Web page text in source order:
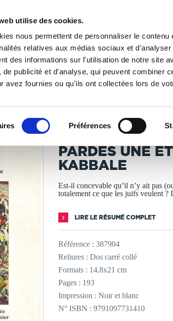
utilise des cookies.
nous permettent de personnaliser le
relatives aux médias sociaux et
des informations sur l'utilisation de notre site
de publicité et d'analyse, qui peuvent combiner
avez fournies ou qu'ils ont collectées lors de
Préférences
SELLER
PUBLIER UN LIVRE
Essais historiques / Pardès Une étude de la Kabbale
LES LIVRES SONT IMPRIMÉS À LA
Israël Shamir - Maria Poumier
PARDÈS UNE
KABBALE
Est-il concevable qu’il n’y ait pas
totalement ce que les juifs veulent ?
LIRE LE RÉSUMÉ COMPLET
Référence : 387904
Reliures : Dos carré collé
Formats : 14,8x21 cm
Pages : 193
Impression : Noir et blanc
N° ISBN : 9791097731410